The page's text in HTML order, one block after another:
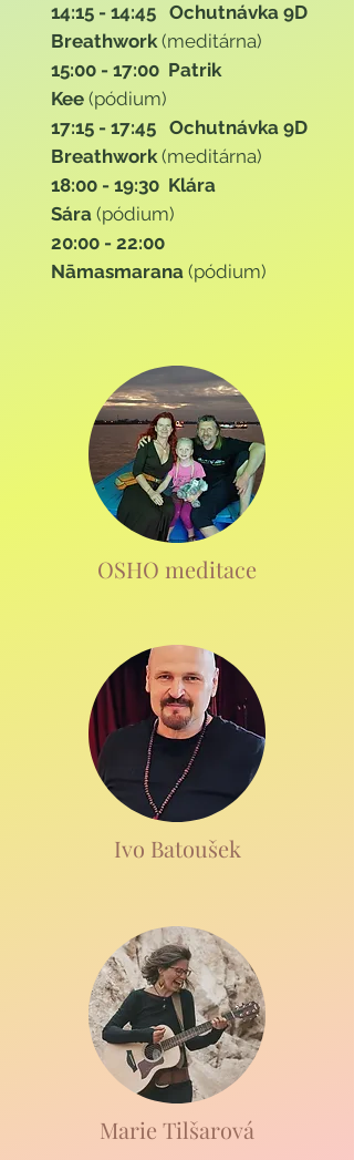
14:15 - 14:45 Ochutnávka 9D
Breathwork(meditárna)
15:00 - 17:00 Patrik
Kee (pódium)
17:15 - 17:45 Ochutnávka 9D
Breathwork(meditárna)
18:00 - 19:30 Klára
Sára (pódium)
20:00 - 22:00
Nāmasmarana (pódium)
OSHO meditace
Ivo Batoušek
Marie Tilšarová